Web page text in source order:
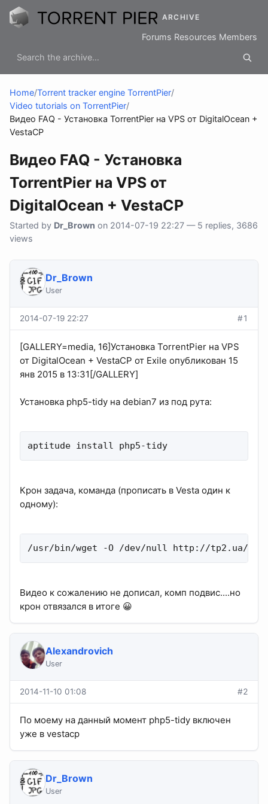
ARCHIVE
Forums Resources Members
Home/Torrent tracker engine TorrentPier/
Video tutorials on TorrentPier/
Видео FAQ - Установка TorrentPier на VPS от DigitalOcean +
VestaCP
Видео FAQ - Установка
TorrentPier на VPS от
DigitalOcean + VestaCP
Started by Dr_Brown on 2014-07-19 22:27 — 5 replies, 3686
views
Dr_Brown
User
2014-07-19 22:27 #1
[GALLERY=media, 16]Установка TorrentPier на VPS
от DigitalOcean + VestaCP от Exile опубликован 15
янв 2015 в 13:31[/GALLERY]
Установка php5-tidy на debian7 из под рута:
aptitude install php5-tidy
Крон задача, команда (прописать в Vesta один к
одному):
/usr/bin/wget -O /dev/null http://tp2.ua/
Видео к сожалению не дописал, комп подвис....но
крон отвязался в итоге 😀
Alexandrovich
User
2014-11-10 01:08 #2
По моему на данный момент php5-tidy включен
уже в vestacp
Dr_Brown
User